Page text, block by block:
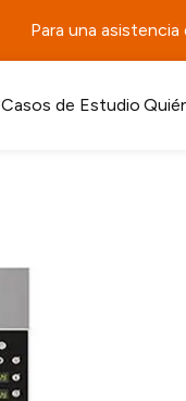
Para una
Casos de Estudio